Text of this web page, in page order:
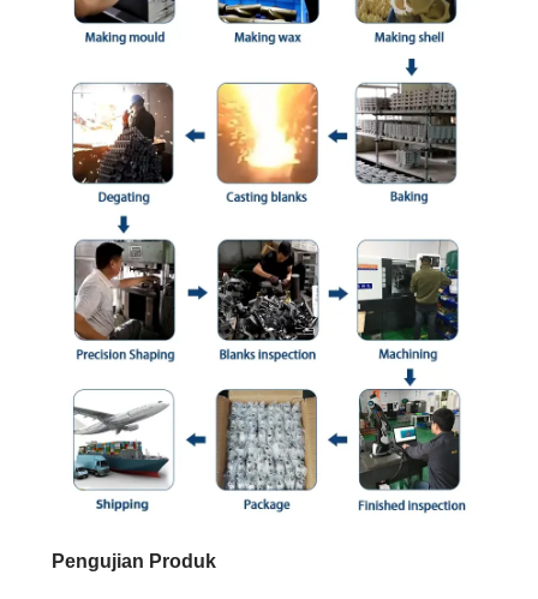
Pengujian Produk